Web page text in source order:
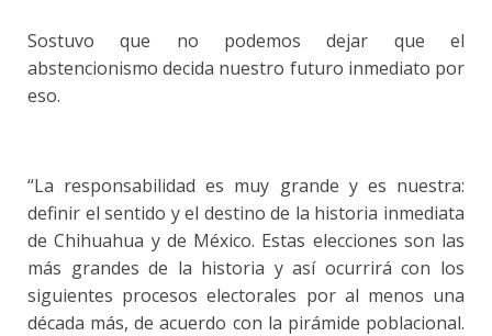
Sostuvo que no podemos dejar que el
abstencionismo decida nuestro futuro inmediato por
eso.
“La responsabilidad es muy grande y es nuestra:
definir el sentido y el destino de la historia inmediata
de Chihuahua y de México. Estas elecciones son las
más grandes de la historia y así ocurrirá con los
siguientes procesos electorales por al menos una
década más, de acuerdo con la pirámide poblacional.